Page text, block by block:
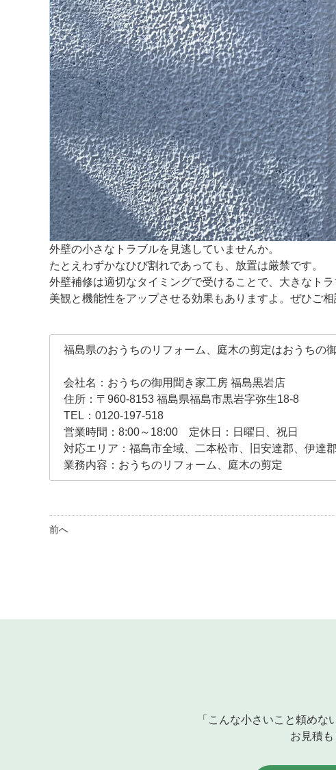
外壁の小さなトラブルを見逃していませんか。
たとえわずかなひび割れであっても、放置は厳禁です。
外壁補修は適切なタイミングで受けることで、大きなト
美観と機能性をアップさせる効果もありますよ。ぜひご相
福島県のおうちのリフォーム、庭木の剪定はおうちの
会社名：おうちの御用聞き家工房 福島黒岩店
住所：〒960-8153 福島県福島市黒岩字弥生18-8
TEL：0120-197-518
営業時間：8:00～18:00 定休日：日曜日、祝日
対応エリア：福島市全域、二本松市、旧安達郡、伊達郡
業務内容：おうちのリフォーム、庭木の剪定
前へ
「こんな小さいこと頼め
お見積